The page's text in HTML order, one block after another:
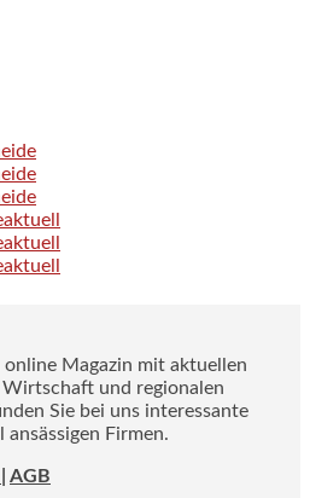
Magazin mit aktuellen
und regionalen
Sie bei uns interessante
Firmen.
AGB